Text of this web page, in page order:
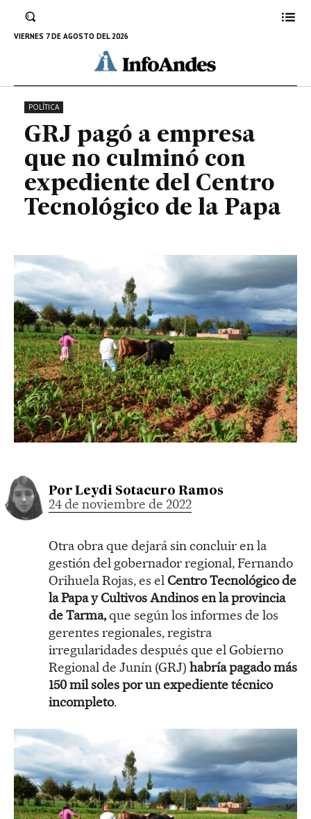
VIERNES 7 DE AGOSTO DEL 2026
Centro Tecnológico de la Papa
24 DE NOVIEMBRE DE 2022
POLÍTICA
GRJ pagó a empresa
que no culminó con
expediente del Centro
Tecnológico de la Papa
Por Leydi Sotacuro Ramos
24 de noviembre de 2022
Otra obra que dejará sin concluir en la
gestión del gobernador regional, Fernando
Orihuela Rojas, es elCentro Tecnológico de
la Papa y Cultivos Andinos en la provincia
de Tarma,que según los informes de los
gerentes regionales, registra
irregularidades después que el Gobierno
Regional de Junín (GRJ) habría pagado más
150 mil soles por un expediente técnico
incompleto.